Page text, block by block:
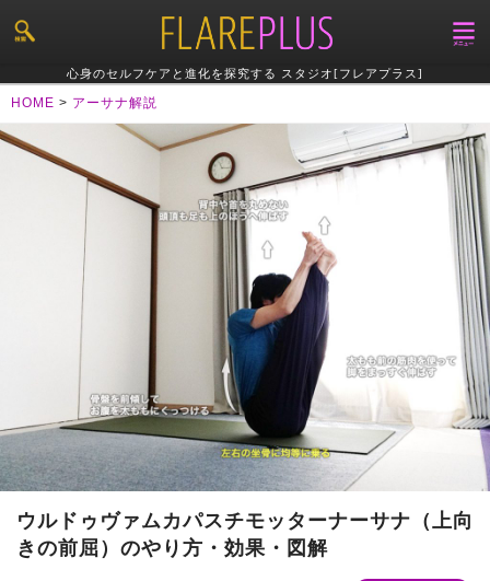
心身のセルフケアと進化を探究する スタジオ[フレアプラス]
HOME > アーサナ解説
ウルドゥヴァムカパスチモッターナーサナ（上向
きの前屈）のやり方・効果・図解